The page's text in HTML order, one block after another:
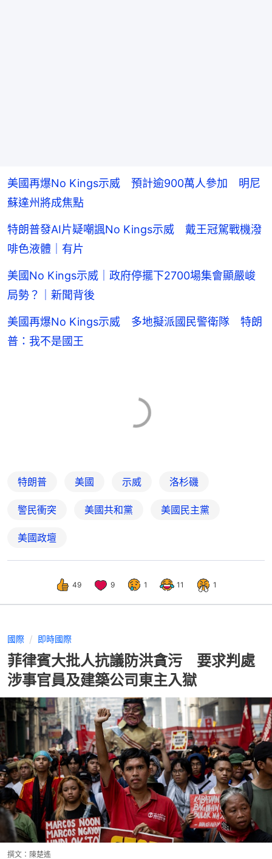
美國再爆No Kings示威 預計逾900萬人參加 明尼
蘇達州將成焦點
特朗普發AI片疑嘲諷No Kings示威 戴王冠駕戰機潑
啡色液體｜有片
美國No Kings示威｜政府停擺下2700場集會顯嚴峻
局勢？｜新聞背後
美國再爆No Kings示威 多地擬派國民警衛隊 特朗
普：我不是國王
特朗普 美國 示威 洛杉磯
警民衝突 美國共和黨 美國民主黨
美國政壇
49 9 1 11 1
國際 即時國際
菲律賓大批人抗議防洪貪污 要求判處
涉事官員及建築公司東主入獄
撰文： 陳楚遙